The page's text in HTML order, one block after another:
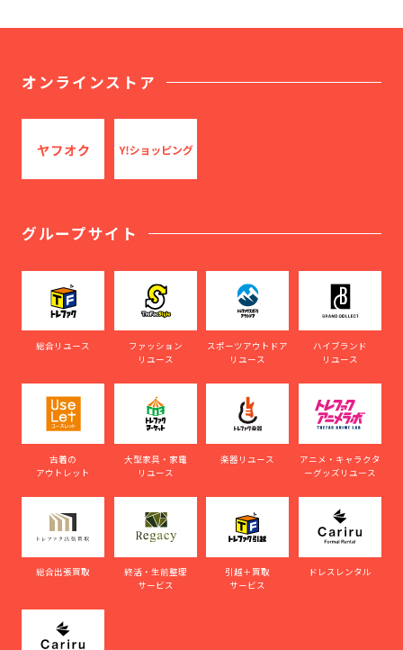
オンラインストア
グループサイト
総合リユース
ファッション
リユース
スポーツアウトドア
リユース
ハイブランド
リユース
古着の
アウトレット
大型家具・家電
リユース
楽器リユース
アニメ・キャラクタ
ーグッズリユース
総合出張買取
終活・生前整理
サービス
引越＋買取
サービス
ドレスレンタル